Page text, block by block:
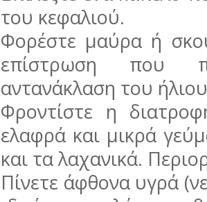
του κεφαλιού.
Φορέστε μαύρα ή
επίστρωση που
αντανάκλαση του
Φροντίστε η
ελαφρά και μικρά
και τα λαχανικά.
Πίνετε άφθονα υγρά